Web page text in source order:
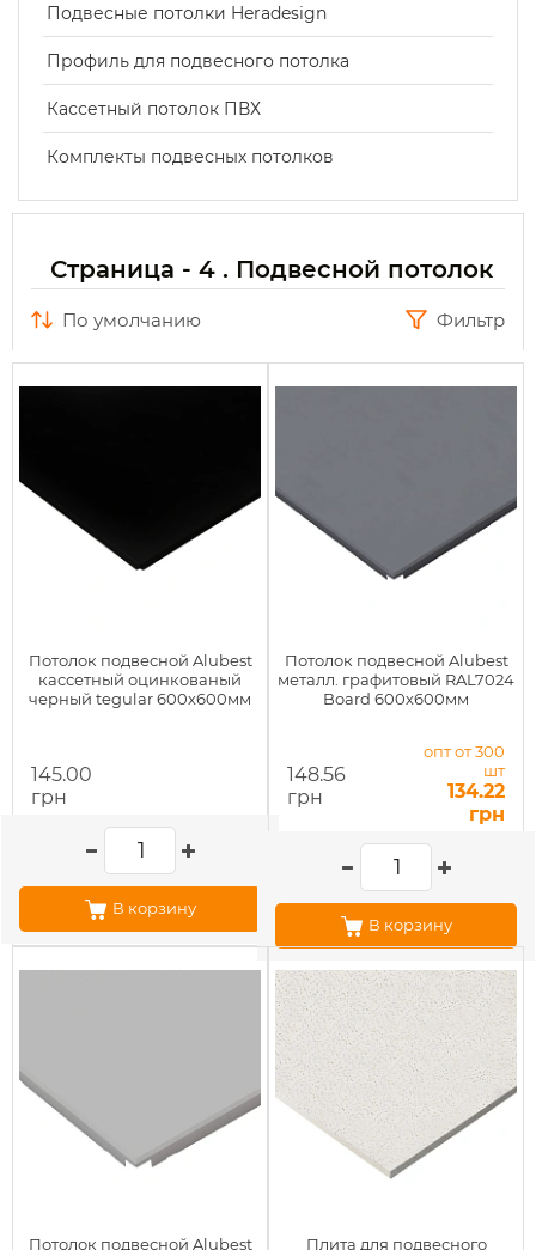
Подвесные потолки Heradesign
Профиль для подвесного потолка
Кассетный потолок ПВХ
Комплекты подвесных потолков
Страница - 4 . Подвесной потолок
по умолчанию Фильтр
Потолок подвесной Alubest
кассетный оцинкованый
черный tegular 600х600мм
145.00
грн
В корзину
Потолок подвесной Alubest
металл. графитовый RAL7024
Board 600х600мм
148.56
грн
опт от 300
шт
134.22
грн
В корзину
Потолок подвесной Alubest Плита для подвесного